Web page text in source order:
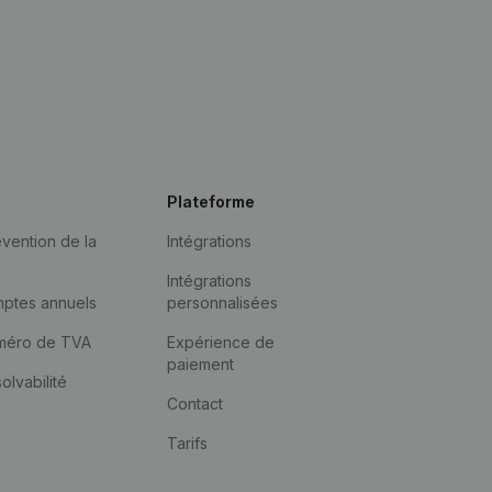
de la
annuels
de TVA
Plateforme
Intégrations
Intégrations
personnalisées
Expérience de
paiement
Contact
Tarifs